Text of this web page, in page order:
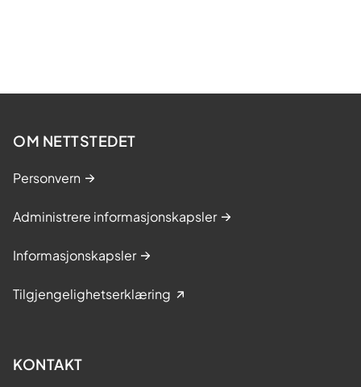
OM NETTSTEDET
Personvern
Administrere informasjonskapsler
Informasjonskapsler
Tilgjengelighetserklæring
KONTAKT